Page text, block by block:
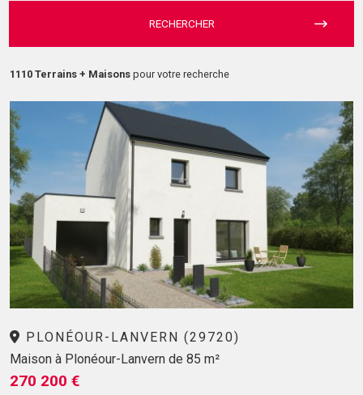
RECHERCHER
1110 Terrains + Maisons pour votre recherche
PLONÉOUR-LANVERN (29720)
Maison à Plonéour-Lanvern de 85 m²
270 200 €